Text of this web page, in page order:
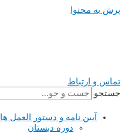
پرش به محتوا
تماس و ارتباط
جستجو
آیین نامه و دستور العمل ها
دوره دبستان